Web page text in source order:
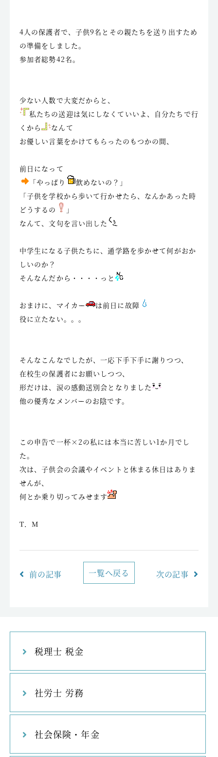
税理士 税金
社労士 労務
社会保険・年金
4人の保護者で、子供9名とその親たちを送り出すため
の準備をしました。
参加者総勢42名。
少ない人数で大変だからと、
私たちの送迎は気にしなくていいよ、自分たちで行
くから
なんて
お優しい言葉をかけてもらったのもつかの間、
前日になって
「やっぱり
飲めないの？」
「子供を学校から歩いて行かせたら、なんかあった時
どうするの
」
なんて、文句を言い出した
中学生になる子供たちに、通学路を歩かせて何がおか
しいのか？
そんなんだから・・・・っと
おまけに、マイカー
は前日に故障
役に立たない。。。
そんなこんなでしたが、一応下手下手に謝りつつ、
在校生の保護者にお願いしつつ、
形だけは、涙の感動送別会となりました
他の優秀なメンバーのお陰です。
この申告で一杯×2の私には本当に苦しい1か月でし
た。
次は、子供会の会議やイベントと休まる休日はありま
せんが、
何とか乗り切ってみせます
T．M
前の記事 一覧へ戻る 次の記事